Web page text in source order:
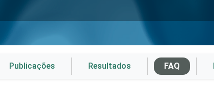
Publicações Resultados FAQ